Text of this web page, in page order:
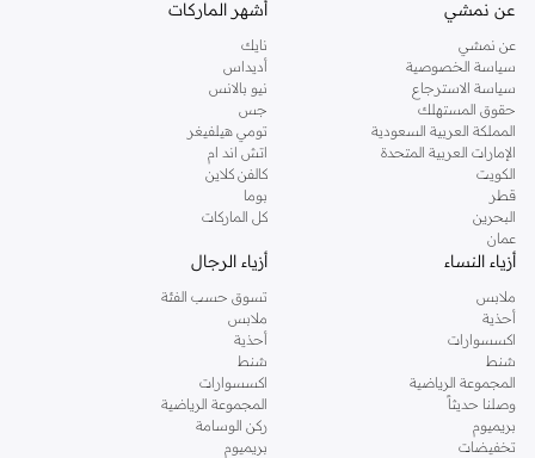
عن نمشي
عن نمشي
سياسة الخصوصية
سياسة الاسترجاع
حقوق المستهلك
المملكة العربية السعودية
الإمارات العربية المتحدة
الكويت
قطر
البحرين
عمان
أشهر الماركات
نايك
أديداس
نيو بالانس
جس
تومي هيلفيغر
اتش اند ام
كالفن كلاين
بوما
كل الماركات
أزياء النساء
ملابس
أحذية
اكسسوارات
شنط
المجموعة الرياضية
وصلنا حديثاً
بريميوم
تخفيضات
أزياء الرجال
تسوق حسب الفئة
ملابس
أحذية
شنط
اكسسوارات
المجموعة الرياضية
ركن الوسامة
بريميوم